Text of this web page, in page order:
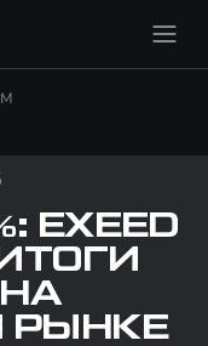
EXEED
РЫНКЕ